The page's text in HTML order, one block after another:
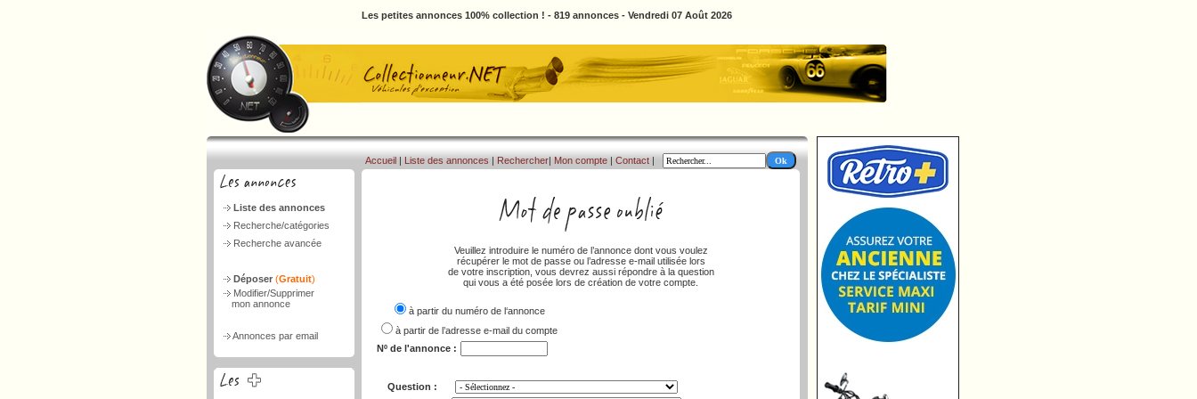
Les petites annonces 100% collection ! - 819 annonces - Vendredi 07 Août 2026
Liste des annonces
Recherche/catégories
Recherche avancée
Déposer (Gratuit)
Modifier/Supprimer
mon annonce
Annonces par email
Accueil | Liste des annonces | Rechercher| Mon compte | Contact |
Veuillez introduire le numéro de l’annonce dont vous voulez
récupérer le mot de passe ou l’adresse e-mail utilisée lors
de votre inscription, vous devrez aussi répondre à la question
qui vous a été posée lors de création de votre compte.
à partir du numéro de l‘annonce
à partir de l’adresse e-mail du compte
Nº de l'annonce :
Question :